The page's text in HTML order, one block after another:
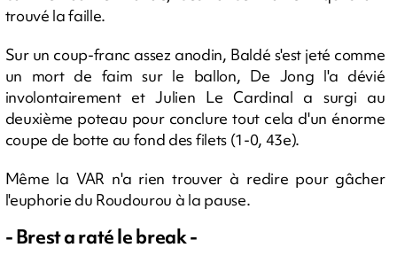
trouvé la faille.
Sur un coup-franc assez anodin, Baldé s'est jeté comme
un mort de faim sur le ballon, De Jong l'a dévié
involontairement et Julien Le Cardinal a surgi au
deuxième poteau pour conclure tout cela d'un énorme
coupe de botte au fond des filets (1-0, 43e).
Même la VAR n'a rien trouver à redire pour gâcher
l'euphorie du Roudourou à la pause.
- Brest a raté le break -